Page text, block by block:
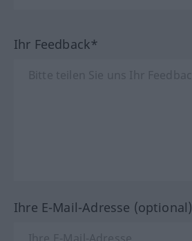
Ihr Feedback*
Ihre E-Mail-Adresse (optional)